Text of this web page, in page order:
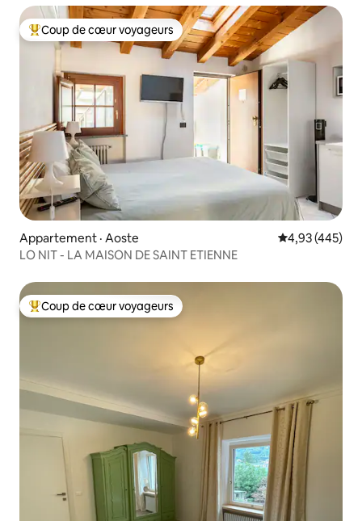
Coup de cœur voyageurs parmi les plus aimés
Coup de cœur voyageurs
Appartement · Aoste Note
4,93 (445)
LO NIT - LA MAISON DE SAINT ETIENNE
Coup de cœur voyageurs parmi les plus aimés
Coup de cœur voyageurs